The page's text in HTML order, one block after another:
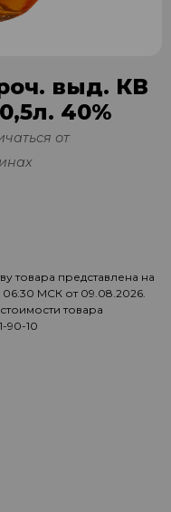
выд. КВ
40%
от
товара представлена на
МСК от 09.08.2026.
товара
90-10